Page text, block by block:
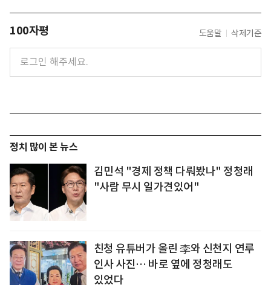
100자평 도움말 삭제기준
정치 많이 본 뉴스
김민석 "경제 정책 다뤄봤나" 정청래
"사람 무시 일가견있어"
친청 유튜버가 올린 李와 신천지 연루
인사 사진… 바로 옆에 정청래도
있었다